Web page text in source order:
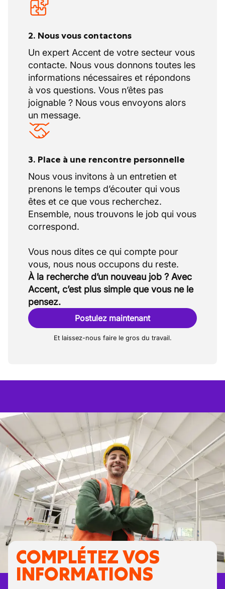
2. Nous vous contactons
Un expert Accent de votre secteur vous
contacte. Nous vous donnons toutes les
informations nécessaires et répondons
à vos questions. Vous n’êtes pas
joignable ? Nous vous envoyons alors
un message.
3. Place à une rencontre personnelle
Nous vous invitons à un entretien et
prenons le temps d’écouter qui vous
êtes et ce que vous recherchez.
Ensemble, nous trouvons le job qui vous
correspond.
Vous nous dites ce qui compte pour
À la recherche d’un nouveau job ? Avec
Accent, c’est plus simple que vous ne le
pensez.
Postulez maintenant
Et laissez-nous faire le gros du travail.
COMPLÉTEZ VOS
INFORMATIONS